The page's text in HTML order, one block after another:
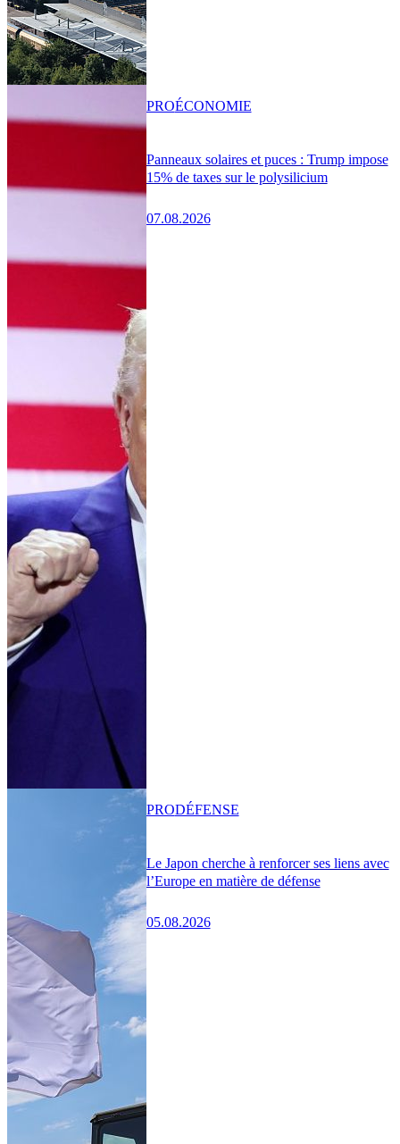
Panneaux solaires et puces : Trump impose
15% de taxes sur le polysilicium
07.08.2026
PROÉCONOMIE
Le Japon cherche à renforcer ses liens avec
l’Europe en matière de défense
05.08.2026
PRODÉFENSE